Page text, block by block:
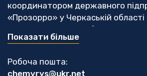
координатором державного
«Прозорро» у Черкаській області
Черкас. З того часу більше часу
саме моніторингу публічних
разом з колегами став
Показати більше
Робоча пошта:
chemyrys@ukr.net